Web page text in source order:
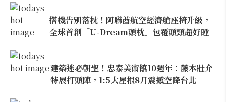
搭機告別落枕！阿聯酋航空經濟艙座椅升級，
全球首創「U-Dream頭枕」包覆頭頸超好睡
建築迷必朝聖！忠泰美術館10週年：藤本壯介
特展打頭陣，1:5大屋根8月震撼空降台北